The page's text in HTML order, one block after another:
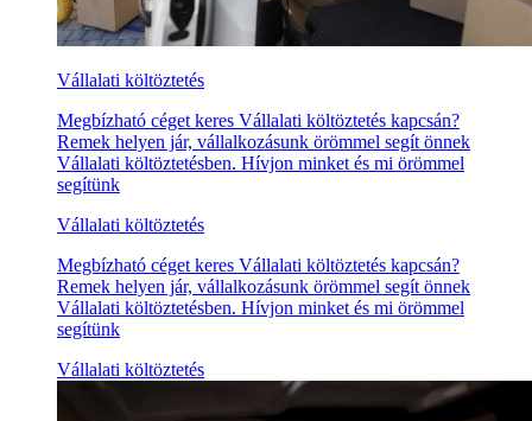
Vállalati költöztetés
Megbízható céget keres Vállalati költöztetés kapcsán?
Remek helyen jár, vállalkozásunk örömmel segít önnek
Vállalati költöztetésben. Hívjon minket és mi örömmel
segítünk
Vállalati költöztetés
Megbízható céget keres Vállalati költöztetés kapcsán?
Remek helyen jár, vállalkozásunk örömmel segít önnek
Vállalati költöztetésben. Hívjon minket és mi örömmel
segítünk
Vállalati költöztetés